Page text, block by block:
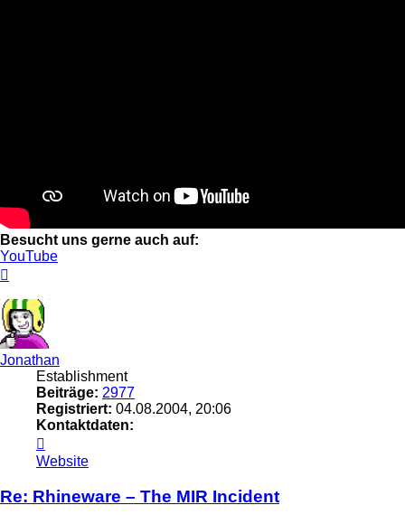
Besucht uns gerne auch auf:
YouTube
Jonathan
Establishment
Beiträge: 2977
Registriert: 04.08.2004, 20:06
Kontaktdaten:
von
Jonathan
Website
Re: Rhineware – The MIR Incident